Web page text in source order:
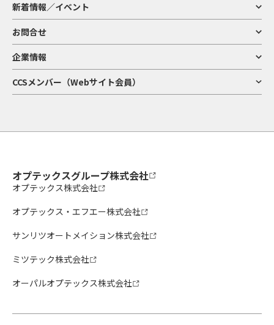
新着情報／イベント
お問合せ
企業情報
CCSメンバー（Webサイト会員）
オプテックスグループ株式会社
オプテックス株式会社
オプテックス・エフエー株式会社
サンリツオートメイション株式会社
ミツテック株式会社
オーパルオプテックス株式会社